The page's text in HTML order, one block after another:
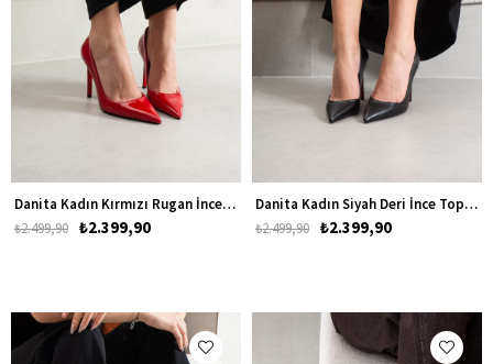
Danita Kadın Kırmızı Rugan İnce Topuklu Ayakkabı Stiletto
₺2.399,90
₺2.499,90
Danita Kadın Siyah Deri İnce Topuklu Ayakkabı Stiletto
₺2.399,90
₺2.499,90